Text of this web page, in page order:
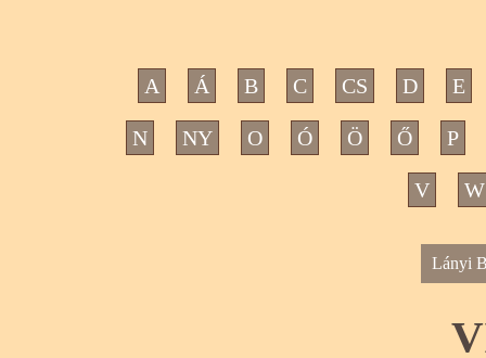
A Á B C CS D E
N NY O Ó Ö Ő P
V W
Lányi